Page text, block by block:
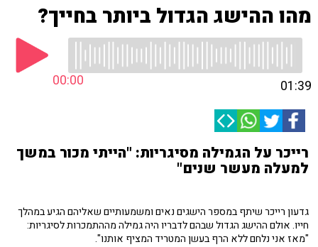
מהו ההישג הגדול ביותר בחייך?
00:00 01:39
רייכר על הגמילה מסיגריות: "הייתי מכור במשך
למעלה מעשר שנים"
גדעון רייכר שיתף במספר הישגים נאים ומשמעותיים שאליהם הגיע במהלך
חייו. אולם ההישג הגדול שבהם לדבריו היה גמילה מההתמכרות לסיגריות:
"מאז אני נלחם ללא הרף בעשן המטריד המציף אותנו".